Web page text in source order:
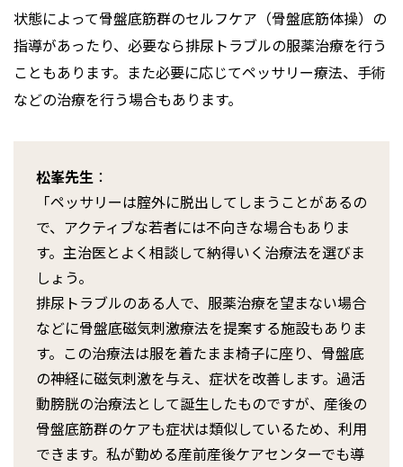
状態によって骨盤底筋群のセルフケア（骨盤底筋体操）の
指導があったり、必要なら排尿トラブルの服薬治療を行う
こともあります。また必要に応じてペッサリー療法、手術
などの治療を行う場合もあります。
松峯先生 ：
「ペッサリーは腟外に脱出してしまうことがあるの
で、アクティブな若者には不向きな場合もありま
す。主治医とよく相談して納得いく治療法を選びま
しょう。
排尿トラブルのある人で、服薬治療を望まない場合
などに骨盤底磁気刺激療法を提案する施設もありま
す。この治療法は服を着たまま椅子に座り、骨盤底
の神経に磁気刺激を与え、症状を改善します。過活
動膀胱の治療法として誕生したものですが、産後の
骨盤底筋群のケアも症状は類似しているため、利用
できます。私が勤める産前産後ケアセンターでも導